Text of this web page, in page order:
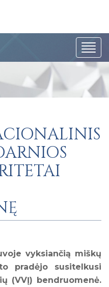
vyksiančią miškų
pradėjo susitelkusi
(VVĮ) bendruomenė.